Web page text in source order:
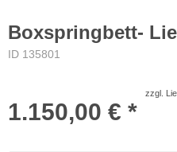
Boxspringbett-
ID 135801
1.150,00 € *
zzgl.